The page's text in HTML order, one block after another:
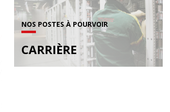
NOS POSTES À POURVOIR
CARRIÈRE